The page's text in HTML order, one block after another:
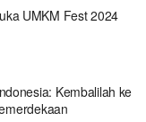
UMKM Fest 2024
Kembalilah ke